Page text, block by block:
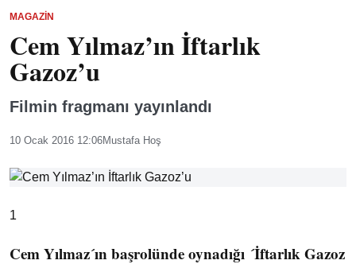
MAGAZIN
Cem Yılmaz’ın İftarlık
Gazoz’u
Filmin fragmanı yayınlandı
10 Ocak 2016 12:06Mustafa Hoş
1
Cem Yılmaz´ın başrolünde oynadığı ´İftarlık Gazoz